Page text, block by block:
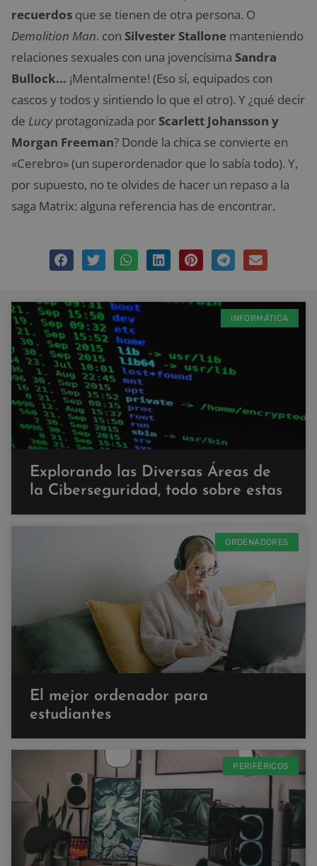
recuerdos que se tienen de otra persona. O
Demolition Man. con Silvester Stallone manteniendo
relaciones sexuales con una jovencísima Sandra
Bullock… ¡Mentalmente! (Eso sí, equipados con
cascos y todos y sintiendo lo que el otro). Y ¿qué decir
de Lucyprotagonizada por Scarlett Johansson y
Morgan Freeman? Donde la chica se convierte en
«Cerebro» (un superordenador que lo sabía todo). Y,
por supuesto, no te olvides de hacer un repaso a la
saga Matrix: alguna referencia has de encontrar.
INFORMÁTICA
Explorando las Diversas Áreas de
la Ciberseguridad, todo sobre estas
ORDENADORES
El mejor ordenador para
estudiantes
PERIFÉRICOS